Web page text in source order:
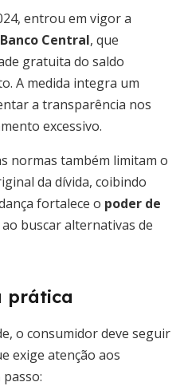
entrou em vigor a
Central, que
gratuita do saldo
A medida integra um
a transparência nos
excessivo.
normas também limitam o
da dívida, coibindo
fortalece o poder de
ao buscar alternativas de
prática
o consumidor deve seguir
exige atenção aos